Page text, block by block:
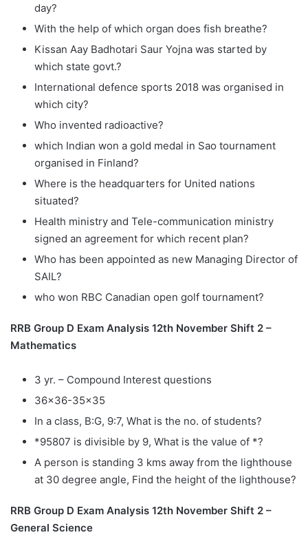
day?
With the help of which organ does fish breathe?
Kissan Aay Badhotari Saur Yojna was started by
which state govt.?
International defence sports 2018 was organised in
which city?
Who invented radioactive?
which Indian won a gold medal in Sao tournament
organised in Finland?
Where is the headquarters for United nations
situated?
Health ministry and Tele-communication ministry
signed an agreement for which recent plan?
Who has been appointed as new Managing Director of
SAIL?
who won RBC Canadian open golf tournament?
RRB Group D Exam Analysis 12th November Shift 2 –
Mathematics
3 yr. – Compound Interest questions
36×36-35×35
In a class, B:G, 9:7, What is the no. of students?
*95807 is divisible by 9, What is the value of *?
A person is standing 3 kms away from the lighthouse
at 30 degree angle, Find the height of the lighthouse?
RRB Group D Exam Analysis 12th November Shift 2 –
General Science